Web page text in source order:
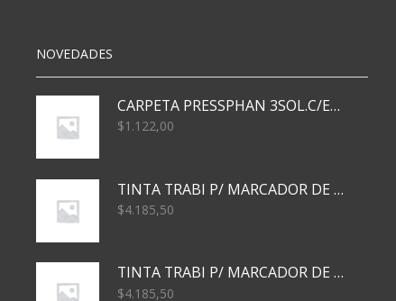
NOVEDADES
CARPETA PRESSPHAN 3SOL.C/ELAST MARRON A4 P01A
$1.122,00
TINTA TRABI P/ MARCADOR DE PIZARRA x30ml AZUL
$4.185,50
TINTA TRABI P/ MARCADOR DE PIZARRA x30ml ROJO
$4.185,50